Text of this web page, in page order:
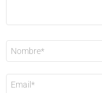
electrónico